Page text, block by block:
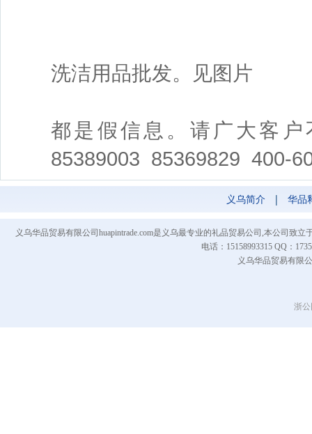
洗洁用品批发。见图片
都是假信息。请广大客
85389003 85369829 400-
义乌简介 | 华品
义乌华品贸易有限公司huapintrade.com是义乌最专业的礼品贸易公司,本公司致
电话：15158993315 QQ：
义乌华品贸易有限
浙公